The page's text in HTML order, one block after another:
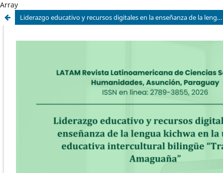
Array
Liderazgo educativo y recursos digitales en la enseñanza de la lengua kichwa en la unidad educativa intercultural bilingüe “Tránsito Amaguaña”